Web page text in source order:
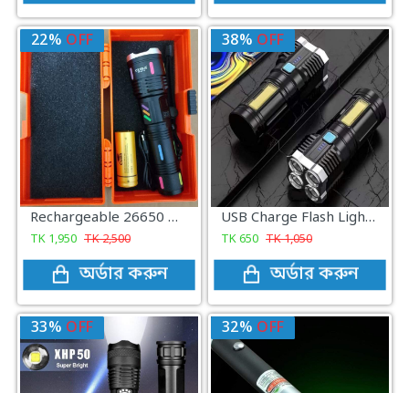
22% OFF
Rechargeable 26650 mAh CB-X6-TG Charging Display Super Bright Flashlight
TK 1,950 TK2,500
অর্ডার করুন
38% OFF
USB Charge Flash Light (L-S03)
TK650 TK1,050
অর্ডার করুন
33% OFF 32% OFF